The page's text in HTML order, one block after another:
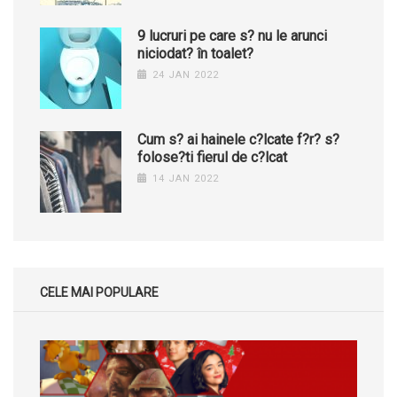
9 lucruri pe care s? nu le arunci
niciodat? în toalet?
24 JAN 2022
Cum s? ai hainele c?lcate f?r? s?
folose?ti fierul de c?lcat
14 JAN 2022
CELE MAI POPULARE